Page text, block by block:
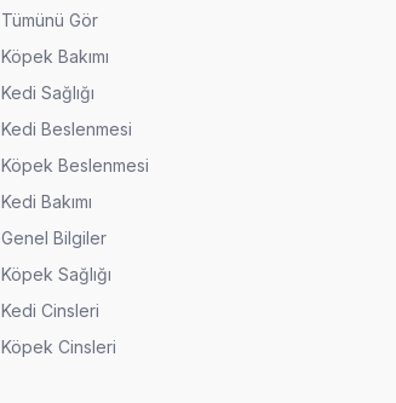
Tümünü Gör
Köpek Bakımı
Kedi Sağlığı
Kedi Beslenmesi
Köpek Beslenmesi
Kedi Bakımı
Genel Bilgiler
Köpek Sağlığı
Kedi Cinsleri
Köpek Cinsleri